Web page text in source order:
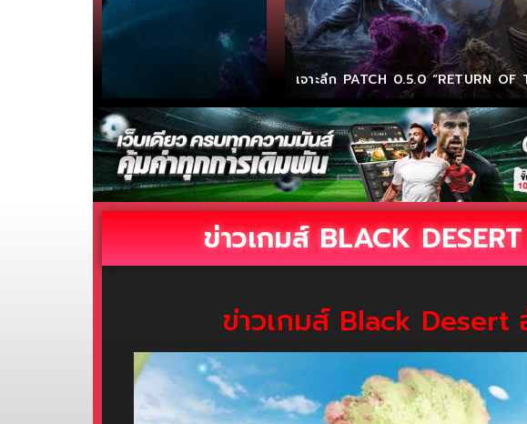
เจาะลึก PATCH 0.5.0 “RETURN OF
ข่าวเกมส์ BLACK
ข่าวเกมส์ Black